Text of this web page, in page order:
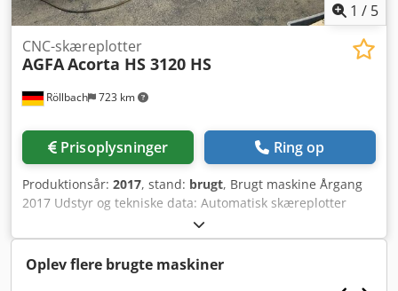
1 / 5
Röllbach 723 km
CNC-skæreplotter
AGFAAcorta HS 3120 HS
Prisoplysninger Ring op
Produktionsår: 2017, stand: brugt, Brugt maskine Årgang
2017 Udstyr og tekniske data: Automatisk skæreplotter
med udsugningssektioner på arbejdsfladen Automatisk
skærebord med automatisk genkendelse af trykbilleder og
referencepunkter Dedpfx Aezlbqljbyowa Arbejdsfladen
består af 40 individuelle vakuumsektioner, som aktiveres
Oplev flere brugte maskiner